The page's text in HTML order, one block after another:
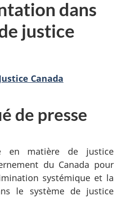
dans
justice
Canada
de presse